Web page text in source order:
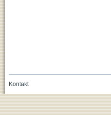
Kontakt